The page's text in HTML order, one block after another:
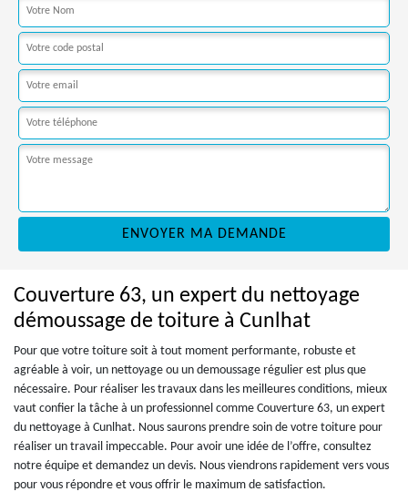
Couverture 63, un expert du nettoyage
démoussage de toiture à Cunlhat
Pour que votre toiture soit à tout moment performante, robuste et
agréable à voir, un nettoyage ou un demoussage régulier est plus que
nécessaire. Pour réaliser les travaux dans les meilleures conditions, mieux
vaut confier la tâche à un professionnel comme Couverture 63, un expert
du nettoyage à Cunlhat. Nous saurons prendre soin de votre toiture pour
réaliser un travail impeccable. Pour avoir une idée de l’offre, consultez
notre équipe et demandez un devis. Nous viendrons rapidement vers vous
pour vous répondre et vous offrir le maximum de satisfaction.